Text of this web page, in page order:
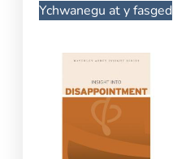
Ychwanegu at y fasged